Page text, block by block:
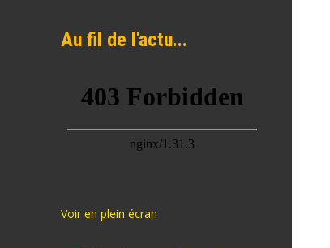
Au fil de l'actu...
Voir en plein écran